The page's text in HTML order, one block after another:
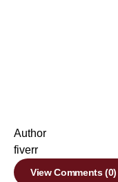
Author
fiverr
View Comments (0)